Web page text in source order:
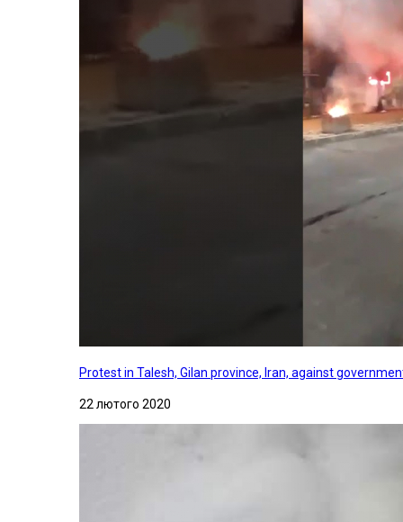
Protest in Talesh, Gilan province, Iran, against
22 лютого 2020